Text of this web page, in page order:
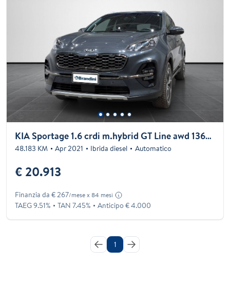
KIA Sportage 1.6 crdi m.hybrid GT Line awd 136cv dct
48.183 KM Apr 2021 Ibrida diesel Automatico
€ 20.913
Finanzia da € 267/mese x 84 mesi
TAEG 9.51% TAN 7.45% Anticipo € 4.000
1